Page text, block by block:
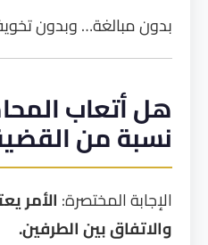
بدون مبالغة… وبدون
هل أتعاب
نسبة من
الإجابة المختصرة: الأمر
والاتفاق بين الطرفين.